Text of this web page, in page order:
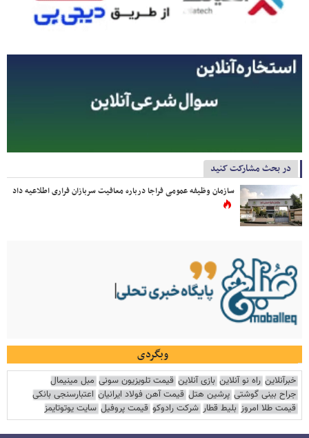
در بحث مشارکت کنید
سازمان وظیفه عمومی فراجا درباره معافیت سربازان فراری اطلاعیه داد
وبگردی
خبرآنلاین راه نو آنلاین بازی آنلاین قیمت تلویزیون سونی مبل مینیمال
جراح بینی گوشتی پرشین هتل قیمت آهن فولاد ایرانیان اعتبارسنجی بانکی
قیمت طلا امروز بلیط قطار شرکت رادوکو قیمت پروفیل سایت یوتوتایمز